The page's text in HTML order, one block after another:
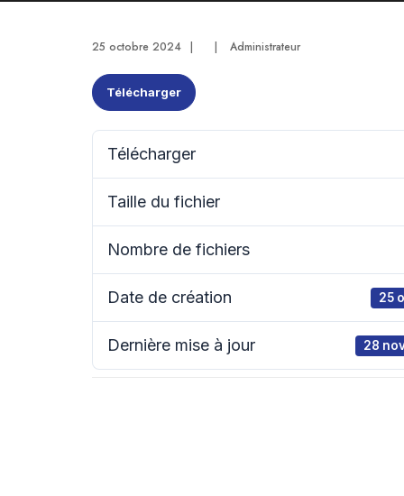
25 octobre 2024 | | Administrateur
Télécharger
Télécharger
Taille du fichier
Nombre de fichiers
Date de création 25
Dernière mise à jour 28